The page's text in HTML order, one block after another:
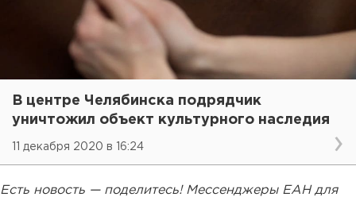
В центре Челябинска подрядчик
уничтожил объект культурного наследия
11 декабря 2020 в 16:24
Есть новость — поделитесь! Мессенджеры ЕАН для